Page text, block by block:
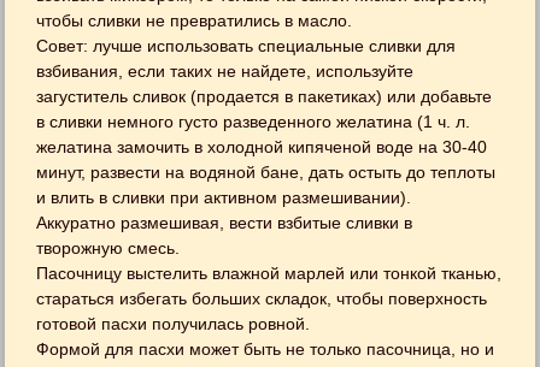
чтобы сливки не превратились в масло.
Совет: лучше использовать специальные сливки для
взбивания, если таких не найдете, используйте
загуститель сливок (продается в пакетиках) или добавьте
в сливки немного густо разведенного желатина (1 ч. л.
желатина замочить в холодной кипяченой воде на 30-40
минут, развести на водяной бане, дать остыть до теплоты
и влить в сливки при активном размешивании).
Аккуратно размешивая, вести взбитые сливки в
творожную смесь.
Пасочницу выстелить влажной марлей или тонкой тканью,
стараться избегать больших складок, чтобы поверхность
готовой пасхи получилась ровной.
Формой для пасхи может быть не только пасочница, но и